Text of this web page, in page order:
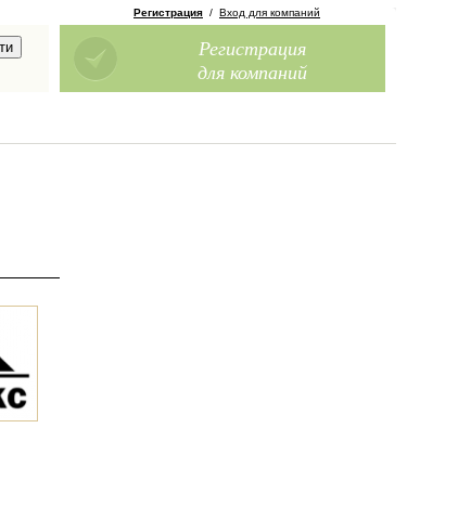
Регистрация / Вход для компаний
Регистрация
для компаний